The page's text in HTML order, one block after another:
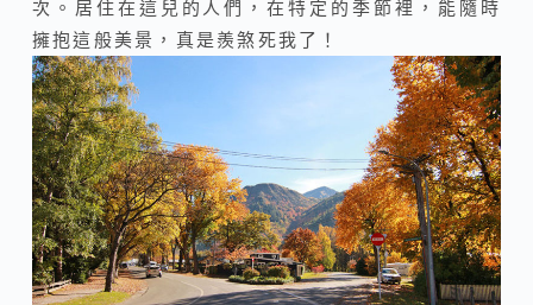
次。居住在這兒的人們，在特定的季節裡，能隨時
擁抱這般美景，真是羨煞死我了！